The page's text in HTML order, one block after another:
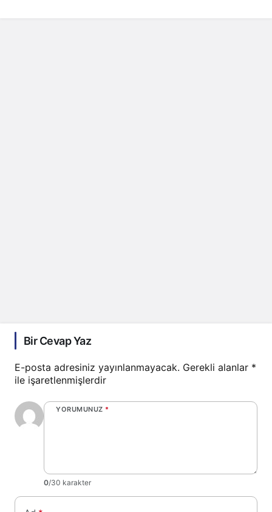
Bir Cevap Yaz
E-posta adresiniz yayınlanmayacak. Gerekli alanlar *
ile işaretlenmişlerdir
YORUMUNUZ *
0/30 karakter